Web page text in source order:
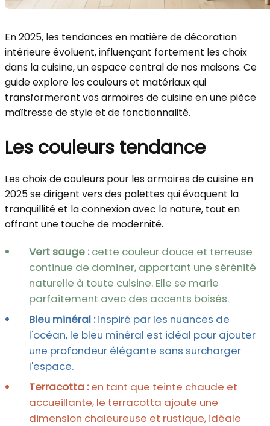
En 2025, les tendances en matière de décoration
intérieure évoluent, influençant fortement les choix
dans la cuisine, un espace central de nos maisons. Ce
guide explore les couleurs et matériaux qui
transformeront vos armoires de cuisine en une pièce
maîtresse de style et de fonctionnalité.
Les couleurs tendance
Les choix de couleurs pour les armoires de cuisine en
2025 se dirigent vers des palettes qui évoquent la
tranquillité et la connexion avec la nature, tout en
offrant une touche de modernité.
Vert sauge :cette couleur douce et terreuse
continue de dominer, apportant une sérénité
naturelle à toute cuisine. Elle se marie
parfaitement avec des accents boisés.
Bleu minéral :inspiré par les nuances de
l'océan, le bleu minéral est idéal pour ajouter
une profondeur élégante sans surcharger
l'espace.
Terracotta :en tant que teinte chaude et
accueillante, le terracotta ajoute une
dimension chaleureuse et rustique, idéale